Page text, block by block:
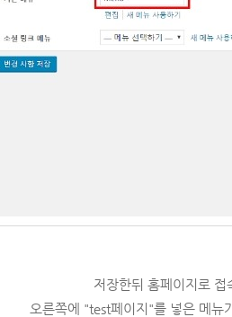
저장한뒤 홈페이지로 접
오른쪽에 "test페이지"를 넣은 메뉴